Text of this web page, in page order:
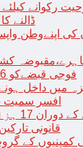
رکوانے کیلئے
ڈالنے
کی اپنےوطن
فوجی قبضےکو 76 سال مکمل
میں داخل
افسر سمیت 5 فوجی ہلاک
قانونی
کمپنیوں کے